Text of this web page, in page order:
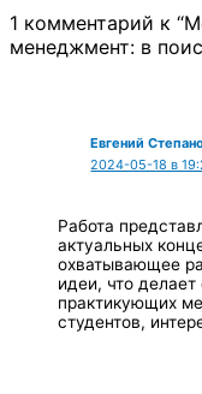
1 комментарий к
менеджмент: в
Евгений
2024-05-18 в
Работа
актуальных
охватывающее
идеи, что
практикующих
студентов,